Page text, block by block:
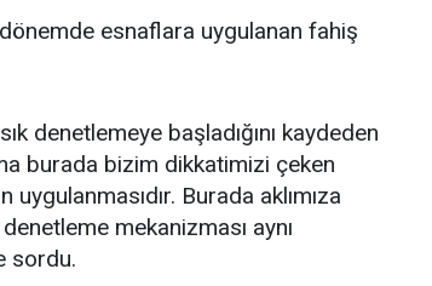
esnaflara uygulanan fahiş
denetlemeye başladığını kaydeden
burada bizim dikkatimizi çeken
Burada aklımıza
mekanizması aynı
sordu.